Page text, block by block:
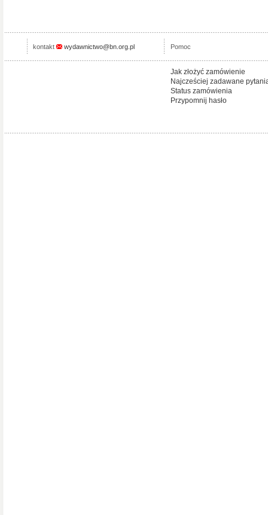
kontakt wydawnictwo@bn.org.pl Pomoc
Jak złożyć zamówienie
Najcześciej zadawane
Status zamówienia
Przypomnij hasło